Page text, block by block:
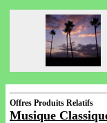
Offres Produits Relatifs
Musique